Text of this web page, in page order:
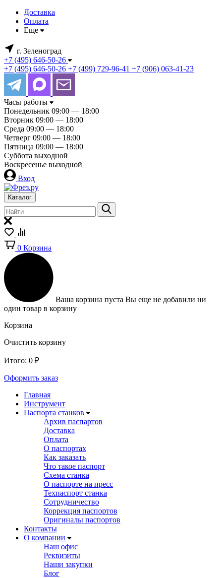
Доставка
Оплата
Еще
г. Зеленоград
+7 (495) 646-50-26
+7 (495) 646-50-26 +7 (499) 729-96-41 +7 (906) 063-41-23
Часы работы
Понедельник 09:00 — 18:00
Вторник 09:00 — 18:00
Среда 09:00 — 18:00
Четверг 09:00 — 18:00
Пятница 09:00 — 18:00
Суббота выходной
Воскресенье выходной
Вход
Каталог
0 Корзина
Ваша корзина пуста Вы еще не добавили ни
один товар в корзину
Корзина
Очистить корзину
Итого: 0 ₽
Оформить заказ
Главная
Инструмент
Паспорта станков
Архив паспартов
Доставка
Оплата
О паспортах
Как заказать
Что такое паспорт
Схема станка
О паспорте на пресс
Техпаспорт станка
Сотрудничество
Коррекция паспортов
Оригиналы паспортов
Контакты
О компании
Наш офис
Реквизиты
Наши закупки
Блог